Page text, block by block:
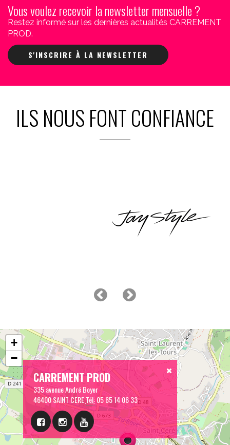
Vous voulez recevoir la newsletter mensuelle ?
Restez informé sur les dernières actualités CARREMENT
PROD.
S'INSCRIRE À LA NEWSLETTER
ILS NOUS FONT CONFIANCE
CARREMENT PROD
335 avenue André Boyer
46400 SAINT CERETél:05 65 14 06 33
+
−